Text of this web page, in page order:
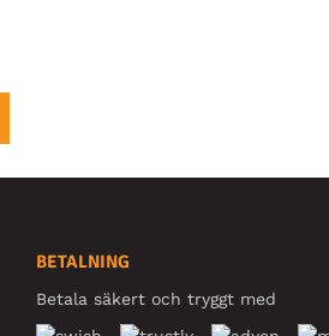
BETALNING
Betala säkert och tryggt med